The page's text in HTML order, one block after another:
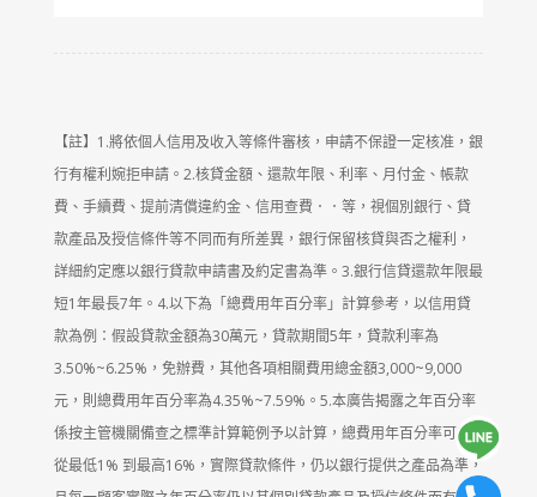
【註】1.將依個人信用及收入等條件審核，申請不保證一定核准，銀
行有權利婉拒申請。2.核貸金額、還款年限、利率、月付金、帳款
費、手續費、提前清償違約金、信用查費．．等，視個別銀行、貸
款產品及授信條件等不同而有所差異，銀行保留核貸與否之權利，
詳細約定應以銀行貸款申請書及約定書為準。3.銀行信貸還款年限最
短1年最長7年。4.以下為「總費用年百分率」計算參考，以信用貸
款為例：假設貸款金額為30萬元，貸款期間5年，貸款利率為
3.50%~6.25%，免辦費，其他各項相關費用總金額3,000~9,000
元，則總費用年百分率為4.35%~7.59%。5.本廣告揭露之年百分率
係按主管機關備查之標準計算範例予以計算，總費用年百分率可能
從最低1% 到最高16%，實際貸款條件，仍以銀行提供之產品為準，